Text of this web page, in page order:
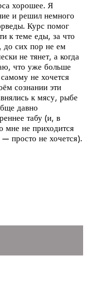
хорошее. Я
и решил немного
. Курс помог
к теме еды, за что
до сих пор не ем
не тянет, а когда
что уже больше
не хочется
сознании эти
к мясу, рыбе
давно
табу (и, в
мне не приходится
просто не хочется).